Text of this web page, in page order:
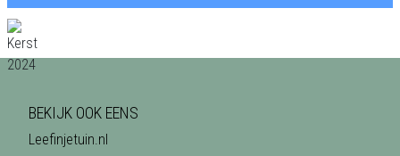
BEKIJK OOK EENS
Leefinjetuin.nl